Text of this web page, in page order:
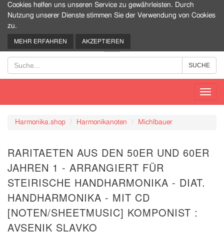
0
Harmonika.shop Harmonikanoten Michlbauer
RARITAETEN AUS DEN 50ER UND 60ER
JAHREN 1 - ARRANGIERT FÜR
STEIRISCHE HANDHARMONIKA - DIAT.
HANDHARMONIKA - MIT CD
[NOTEN/SHEETMUSIC] KOMPONIST :
AVSENIK SLAVKO
Cookies helfen uns unseren Service zu gewährleisten. Durch
Nutzung unserer Dienste stimmen Sie der Verwendung von Cookies
zu.
MEHR ERFAHREN AKZEPTIEREN